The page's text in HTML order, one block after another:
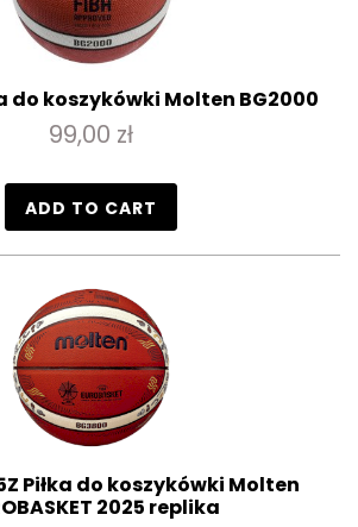
do koszykówki Molten BG2000
99,00 zł
ADD TO CART
Piłka do koszykówki Molten
2025 replika